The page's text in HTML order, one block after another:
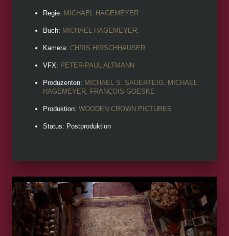
Regie: MICHAEL HAGEMEYER
Buch: MICHAEL HAGEMEYER,
Kamera: CHRIS HIRSCHHÄUSER
VFX: PETER-PAUL ALTMANN
Produzenten: MICHAEL S. SAUERTEIG, MICHAEL
HAGEMEYER, FRANÇOIS GOESKE
Produktion: WOODEN CROWN PICTURES
Status: Postproduktion